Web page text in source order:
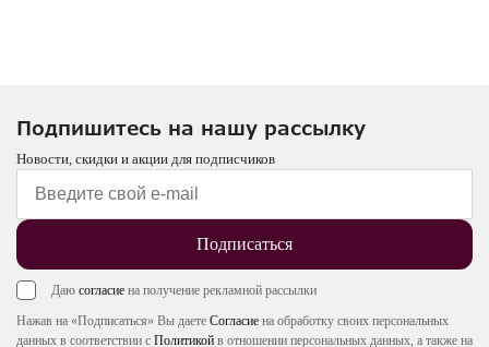
Подпишитесь на нашу рассылку
Новости, скидки и акции для подписчиков
Подписаться
Даю согласие на получение рекламной рассылки
Нажав на «Подписаться» Вы даете Согласие на обработку своих персональных
данных в соответствии с Политикой в отношении персональных данных, а также на